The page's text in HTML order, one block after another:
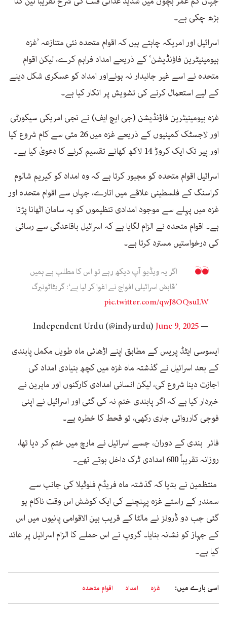
بڑھ چکی ہے۔
اسرائیل اور امریکہ چاہتے ہیں کہ اقوام متحدہ نئی متنازعہ ’غزہ
ہیومینیٹرین فاؤنڈیشن‘ کے ذریعے امداد فراہم کرے، لیکن اقوام
متحدہ نے اسے غیر جانبدار نہ ہونےاور امداد کو عسکری شکل دینے
کے لیے استعمال کرنے کی تشویش پر انکار کیا ہے۔
غزہ ہیومینیٹرین فاؤنڈیشن (جی ایچ ایف) نے نجی امریکی سیکورٹی
اور لاجسٹک کمپنیوں کے ذریعے غزہ میں 26 مئی سے کام شروع کیا
اور پیر تک ایک کروڑ 14 لاکھ کھانے تقسیم کرنے کا دعویٰ کیا ہے۔
اسرائیل اقوام متحدہ کو مجبور کرتا ہے کہ وہ امداد کو کیریم شالوم
کراسنگ کے فلسطینی علاقے میں اتارے، جہاں سے اقوام متحدہ اور
غزہ میں پہلے سے موجود امدادی تنظیموں کو یہ سامان اٹھانا پڑتا
ہے۔ اقوام متحدہ نے الزام لگایا ہے کہ اسرائیل باقاعدگی سے رسائی
کی درخواستیں مسترد کرتا ہے۔
اگر یہ ویڈیو آپ دیکھ رہے تو اس کا مطلب ہے ہمیں
’قابض اسرائیلی افواج نے اغوا کر لیا ہے‘: گریٹاٹونبرگ
pic.twitter.com/qwJ8OQsuLW
— Independent Urdu (@indyurdu)
June 9, 2025
ایسوسی ایٹڈ پریس کے مطابق اپنے اڑھائی ماہ طویل مکمل پابندی
کے بعد اسرائیل نے گذشتہ ماہ غزہ میں کچھ بنیادی امداد کی
اجازت دینا شروع کی، لیکن انسانی امدادی کارکنوں اور ماہرین نے
خبردار کیا ہے کہ اگر پابندی ختم نہ کی گئی اور اسرائیل نے اپنی
فوجی کارروائی جاری رکھی، تو قحط کا خطرہ ہے۔
فائر بندی کے دوران، جسے اسرائیل نے مارچ میں ختم کر دیا تھا،
روزانہ تقریباً 600 امدادی ٹرک داخل ہوتے تھے۔
منتظمین نے بتایا کہ گذشتہ ماہ فریڈم فلوٹیلا کی جانب سے
سمندر کے راستے غزہ پہنچنے کی ایک کوشش اس وقت ناکام ہو
گئی جب دو ڈرونز نے مالٹا کے قریب بین الاقوامی پانیوں میں اس
کے جہاز کو نشانہ بنایا۔ گروپ نے اس حملے کا الزام اسرائیل پر عائد
کیا ہے۔
اسی بارے میں: غزہ امداد اقوام متحدہ